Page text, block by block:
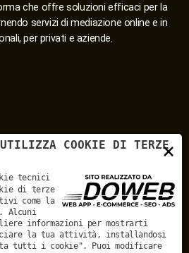
che offre soluzioni efficaci per la
servizi di mediazione online e in
per privati e aziende.
- Verona
- Mantova
:
×
UTILIZZA COOKIE DI TERZE
tecnici
di terze
come la
Alcuni
informazioni per mostrarti
la tua attività, installandosi
tutti i cookie". Puoi modificare